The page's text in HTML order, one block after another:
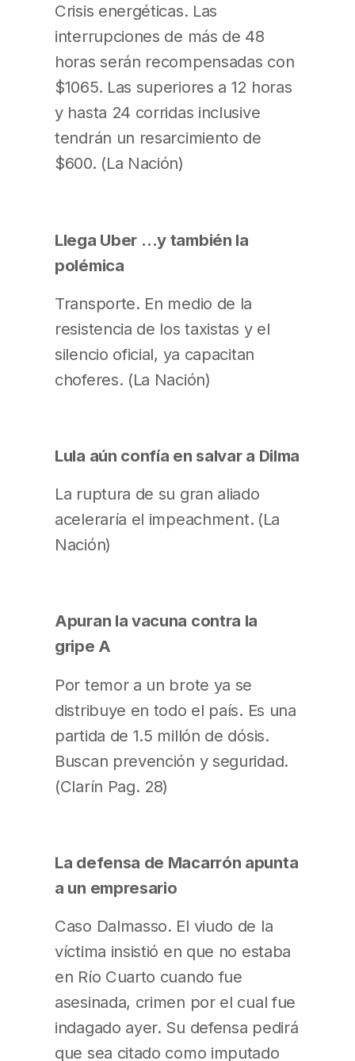
Crisis energéticas. Las
interrupciones de más de 48
horas serán recompensadas con
$1065. Las superiores a 12 horas
y hasta 24 corridas inclusive
tendrán un resarcimiento de
$600. (La Nación)
Llega Uber …y también la
polémica
Transporte. En medio de la
resistencia de los taxistas y el
silencio oficial, ya capacitan
choferes. (La Nación)
Lula aún confía en salvar a Dilma
La ruptura de su gran aliado
aceleraría el impeachment. (La
Nación)
Apuran la vacuna contra la
gripe A
Por temor a un brote ya se
distribuye en todo el país. Es una
partida de 1.5 millón de dósis.
Buscan prevención y seguridad.
(Clarín Pag. 28)
La defensa de Macarrón apunta
a un empresario
Caso Dalmasso. El viudo de la
víctima insistió en que no estaba
en Río Cuarto cuando fue
asesinada, crimen por el cual fue
indagado ayer. Su defensa pedirá
que sea citado como imputado